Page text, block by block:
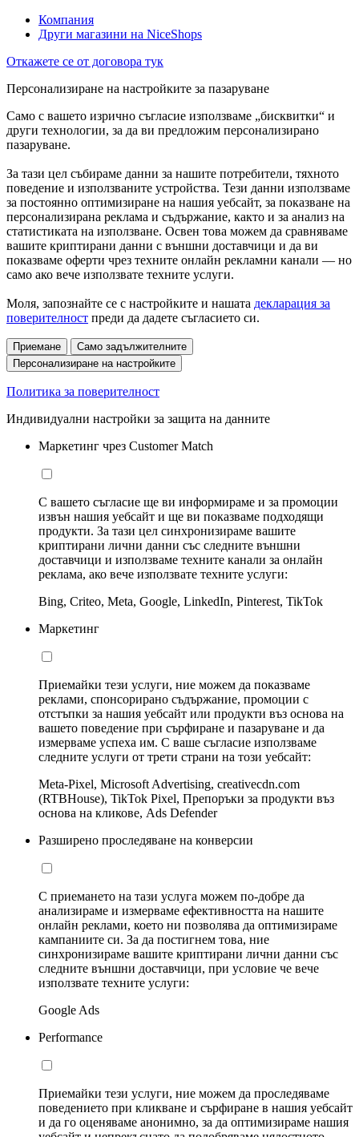
Компания
Други магазини на NiceShops
Откажете се от договора тук
Персонализиране на настройките за пазаруване
Само с вашето изрично съгласие използваме „бисквитки“ и
други технологии, за да ви предложим персонализирано
пазаруване.
За тази цел събираме данни за нашите потребители, тяхното
поведение и използваните устройства. Тези данни използваме
за постоянно оптимизиране на нашия уебсайт, за показване на
персонализирана реклама и съдържание, както и за анализ на
статистиката на използване. Освен това можем да сравняваме
вашите криптирани данни с външни доставчици и да ви
показваме оферти чрез техните онлайн рекламни канали — но
само ако вече използвате техните услуги.
Моля, запознайте се с настройките и нашата декларация за
поверителност преди да дадете съгласието си.
Приемане
Само задължителните
Персонализиране на настройките
Политика за поверителност
Индивидуални настройки за защита на данните
Маркетинг чрез Customer Match
С вашето съгласие ще ви информираме и за промоции
извън нашия уебсайт и ще ви показваме подходящи
продукти. За тази цел синхронизираме вашите
криптирани лични данни със следните външни
доставчици и използваме техните канали за онлайн
реклама, ако вече използвате техните услуги:
Bing, Criteo, Meta, Google, LinkedIn, Pinterest, TikTok
Маркетинг
Приемайки тези услуги, ние можем да показваме
реклами, спонсорирано съдържание, промоции с
отстъпки за нашия уебсайт или продукти въз основа на
вашето поведение при сърфиране и пазаруване и да
измерваме успеха им. С ваше съгласие използваме
следните услуги от трети страни на този уебсайт:
Meta-Pixel, Microsoft Advertising, creativecdn.com
(RTBHouse), TikTok Pixel, Препоръки за продукти въз
основа на кликове, Ads Defender
Разширено проследяване на конверсии
С приемането на тази услуга можем по-добре да
анализираме и измерваме ефективността на нашите
онлайн реклами, което ни позволява да оптимизираме
кампаниите си. За да постигнем това, ние
синхронизираме вашите криптирани лични данни със
следните външни доставчици, при условие че вече
използвате техните услуги:
Google Ads
Performance
Приемайки тези услуги, ние можем да проследяваме
поведението при кликване и сърфиране в нашия уебсайт
и да го оценяваме анонимно, за да оптимизираме нашия